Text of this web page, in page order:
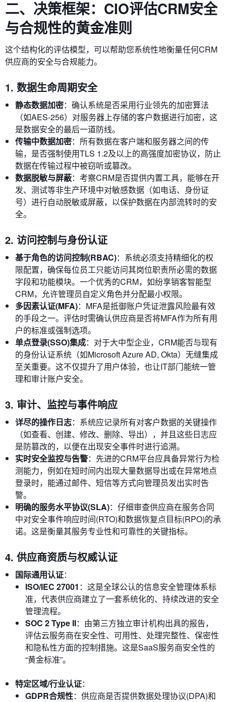
二、决策框架：CIO评估CRM安全
与合规性的黄金准则
这个结构化的评估模型，可以帮助您系统性地衡量任何CRM
供应商的安全与合规能力。
1. 数据生命周期安全
静态数据加密：确认系统是否采用行业领先的加密算法
（如AES-256）对服务器上存储的客户数据进行加密，这
是数据安全的最后一道防线。
传输中数据加密：所有数据在客户端和服务器之间的传
输，是否强制使用TLS 1.2及以上的高强度加密协议，防止
数据在传输过程中被窃听或篡改。
数据脱敏与屏蔽：考察CRM是否提供内置工具，能够在开
发、测试等非生产环境中对敏感数据（如电话、身份证
号）进行自动脱敏或屏蔽，以保护数据在内部流转时的安
全。
2. 访问控制与身份认证
基于角色的访问控制(RBAC)：系统必须支持精细化的权
限配置，确保每位员工只能访问其岗位职责所必需的数据
字段和功能模块。一个优秀的CRM，如纷享销客智能型
CRM，允许管理员自定义角色并分配最小权限。
多因素认证(MFA)：MFA是抵御账户凭证泄露风险最有效
的手段之一。评估时需确认供应商是否将MFA作为所有用
户的标准或强制选项。
单点登录(SSO)集成：对于大中型企业，CRM能否与现有
的身份认证系统（如Microsoft Azure AD, Okta）无缝集成
至关重要。这不仅提升了用户体验，也让IT部门能统一管
理和审计账户安全。
3. 审计、监控与事件响应
详尽的操作日志：系统应记录所有对客户数据的关键操作
（如查看、创建、修改、删除、导出），并且这些日志应
是防篡改的，以便在出现安全事件时进行追溯。
实时安全监控与告警：先进的CRM平台应具备异常行为检
测能力，例如在短时间内出现大量数据导出或在异常地点
登录时，能通过邮件、短信等方式向管理员发出实时告
警。
明确的服务水平协议(SLA)：仔细审查供应商在服务合同
中对安全事件响应时间(RTO)和数据恢复点目标(RPO)的承
诺。这是衡量其服务专业性和可靠性的关键指标。
4. 供应商资质与权威认证
国际通用认证：
ISO/IEC 27001 ：这是全球公认的信息安全管理体系标
准，代表供应商建立了一套系统化的、持续改进的安全
管理流程。
SOC 2 Type II：由第三方独立审计机构出具的报告，
评估云服务商在安全性、可用性、处理完整性、保密性
和隐私性方面的控制措施。这是SaaS服务商安全性的
“黄金标准”。
特定区域/行业认证：
GDPR合规性：供应商是否提供数据处理协议(DPA)和